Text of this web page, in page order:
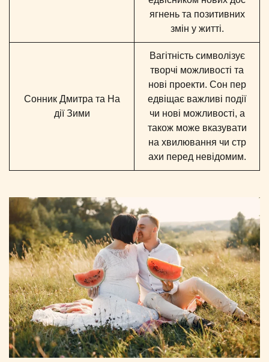
ягнень та позитивних
змін у житті.
Сонник Дмитра та На
дії Зими
Вагітність символізує
творчі можливості та
нові проекти. Сон пер
едвіщає важливі події
чи нові можливості, а
також може вказувати
на хвилювання чи стр
ахи перед невідомим.